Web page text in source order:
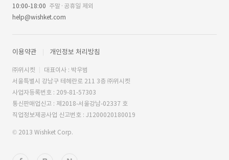
10:00-18:00 주말·공휴일 제외
help@wishket.com
이용약관 개인정보 처리방침
㈜위시켓
대표이사 : 박우범
서울특별시 강남구 테헤란로 211 3층 ㈜위시켓
사업자등록번호 : 209-81-57303
통신판매업신고 : 제2018-서울강남-02337 호
직업정보제공사업 신고번호 : J1200020180019
© 2013 Wishket Corp.